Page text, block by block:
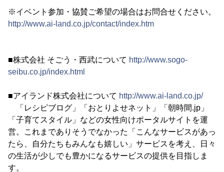
※イベント参加・協賛ご希望の場合はお問合せください。
http://www.ai-land.co.jp/contact/index.htm
■株式会社 そごう・西武について http://www.sogo-
seibu.co.jp/index.html
■アイランド株式会社について http://www.ai-land.co.jp/
「レシピブログ」「おとりよせネット」「朝時間.jp」
「子育てスタイル」などの女性向けポータルサイトを運
営。これまでありそうでなかった「こんなサービスがあっ
たら、自分たちもみんなも嬉しい」サービスを考え、日々
の生活が少しでも豊かになるサービスの提供を目指しま
す。